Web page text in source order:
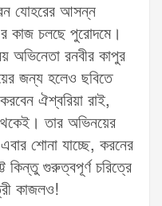
যোহরের আসন্ন
কাজ চলছে পুরোদমে।
অভিনেতা রনবীর কাপুর
জন্য হলেও ছবিতে
ঐশ্বরিয়া রাই,
তার অভিনয়ের
শোনা যাচ্ছে, করনের
কিন্তু গুরুত্বপূর্ণ চরিত্রে
কাজলও!